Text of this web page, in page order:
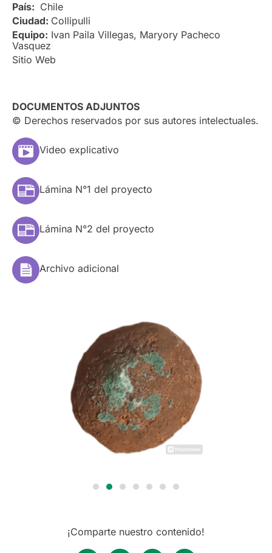
País: Chile
Ciudad: Collipulli
Equipo: Ivan Paila Villegas, Maryory Pacheco
Vasquez
Sitio Web
DOCUMENTOS ADJUNTOS
© Derechos reservados por sus autores intelectuales.
Video explicativo
Lámina N°1 del proyecto
Lámina N°2 del proyecto
Archivo adicional
¡Comparte nuestro contenido!